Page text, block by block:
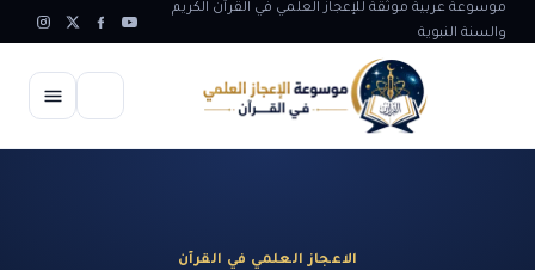
موسوعة عربية موثقة للإعجاز العلمي في القرآن الكريم
والسنة النبوية
الاعجاز العلمي في القرآن